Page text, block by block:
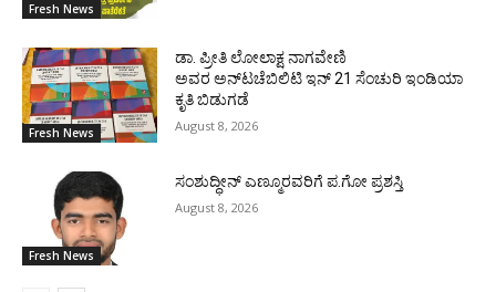
Fresh News
Fresh News
ಡಾ. ಪ್ರೀತಿ ಲೋಲಾಕ್ಷ ನಾಗವೇಣಿ
ಅವರ ಅನ್‌ಟಚೆಬಿಲಿಟಿ ಇನ್ 21 ಸೆಂಚುರಿ ಇಂಡಿಯಾ
ಕೃತಿ ಬಿಡುಗಡೆ
August 8, 2026
Fresh News
ಸಂಶುದ್ಧೀನ್ ಎಣ್ಮೂರವರಿಗೆ ಪ.ಗೋ ಪ್ರಶಸ್ತಿ
August 8, 2026